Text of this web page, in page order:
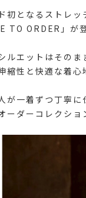
初となるストレッ
TO ORDER」が
ルエットはそのま
縮性と快適な着心
が一着ずつ丁寧に
ーダーコレクショ